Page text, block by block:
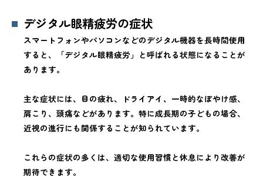
デジタル眼精疲労の症状
スマートフォンやパソコンなどのデジタル機器を長時間使用
すると、「デジタル眼精疲労」と呼ばれる状態になることが
あります。
主な症状には、目の疲れ、ドライアイ、一時的なぼやけ感、
肩こり、頭痛などがあります。特に成長期の子どもの場合、
近視の進行にも関係することが知られています。
これらの症状の多くは、適切な使用習慣と休息により改善が
期待できます。